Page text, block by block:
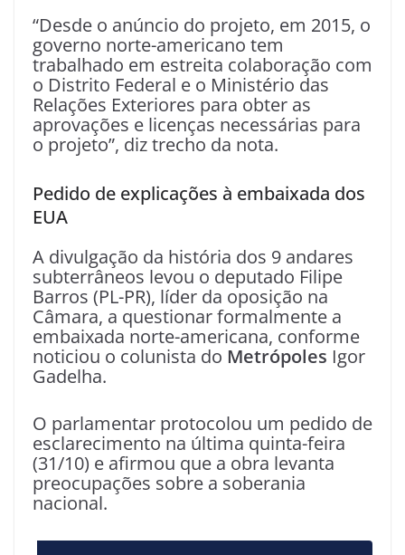
“Desde o anúncio do projeto, em 2015, o
governo norte-americano tem
trabalhado em estreita colaboração com
o Distrito Federal e o Ministério das
Relações Exteriores para obter as
aprovações e licenças necessárias para
o projeto”, diz trecho da nota.
Pedido de explicações à embaixada dos
EUA
A divulgação da história dos 9 andares
subterrâneos levou o deputado Filipe
Barros (PL-PR), líder da oposição na
Câmara, a questionar formalmente a
embaixada norte-americana, conforme
noticiou o colunista do Metrópoles Igor
Gadelha.
O parlamentar protocolou um pedido de
esclarecimento na última quinta-feira
(31/10) e afirmou que a obra levanta
preocupações sobre a soberania
nacional.